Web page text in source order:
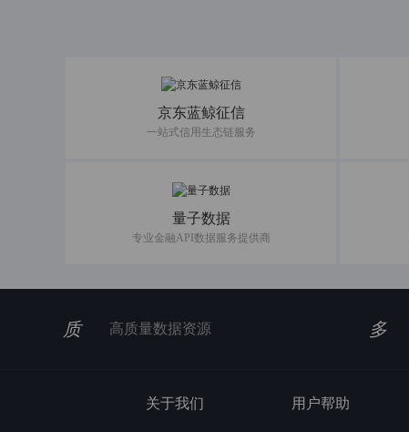
京东蓝鲸征信
一站式信用生态链服务
量子数据
专业金融API数据服务提供商
质 高质量数据资源 多
关于我们 用户帮助